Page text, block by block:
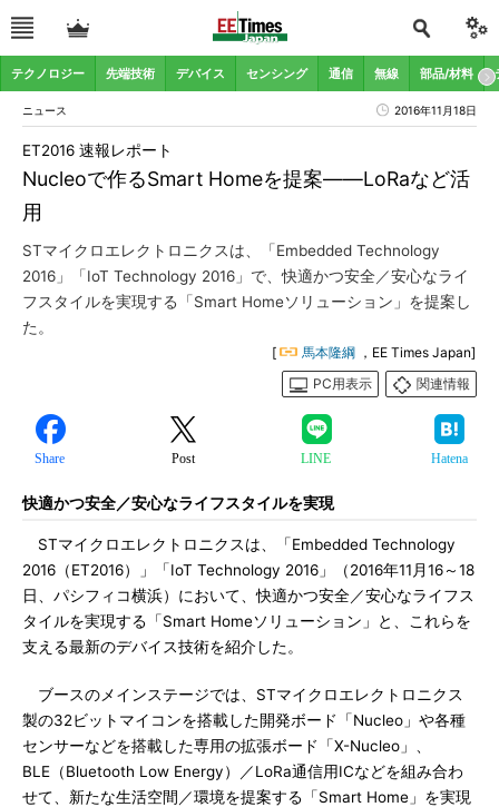
テクノロジー 先端技術 デバイス センシング 通信 無線 部品/材料
ニュース 2016年11月18日
Nucleoで作るSmart Homeを提案――LoRaなど活
用
ET2016 速報レポート
STマイクロエレクトロニクスは、「Embedded Technology
2016」「IoT Technology 2016」で、快適かつ安全／安心なライ
フスタイルを実現する「Smart Homeソリューション」を提案し
た。
[ 馬本隆綱 ，EE Times Japan]
PC用表示
関連情報
Share Post LINE Hatena
快適かつ安全／安心なライフスタイルを実現
STマイクロエレクトロニクスは、「Embedded Technology
2016（ET2016）」「IoT Technology 2016」（2016年11月16～18
日、パシフィコ横浜）において、快適かつ安全／安心なライフス
タイルを実現する「Smart Homeソリューション」と、これらを
支える最新のデバイス技術を紹介した。
ブースのメインステージでは、STマイクロエレクトロニクス
製の32ビットマイコンを搭載した開発ボード「Nucleo」や各種
センサーなどを搭載した専用の拡張ボード「X-Nucleo」、
BLE（Bluetooth Low Energy）／LoRa通信用ICなどを組み合わ
せて、新たな生活空間／環境を提案する「Smart Home」を実現